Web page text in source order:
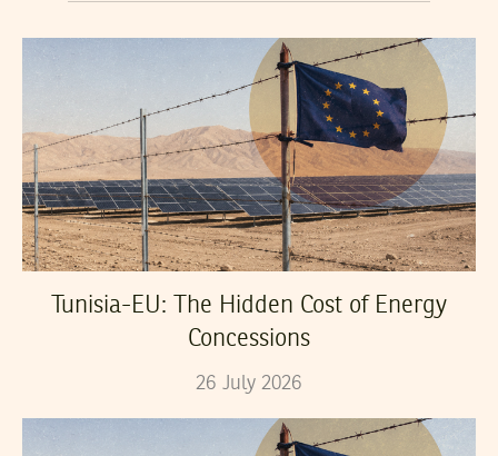
Tunisia-EU: The Hidden Cost of Energy
Concessions
26 July 2026